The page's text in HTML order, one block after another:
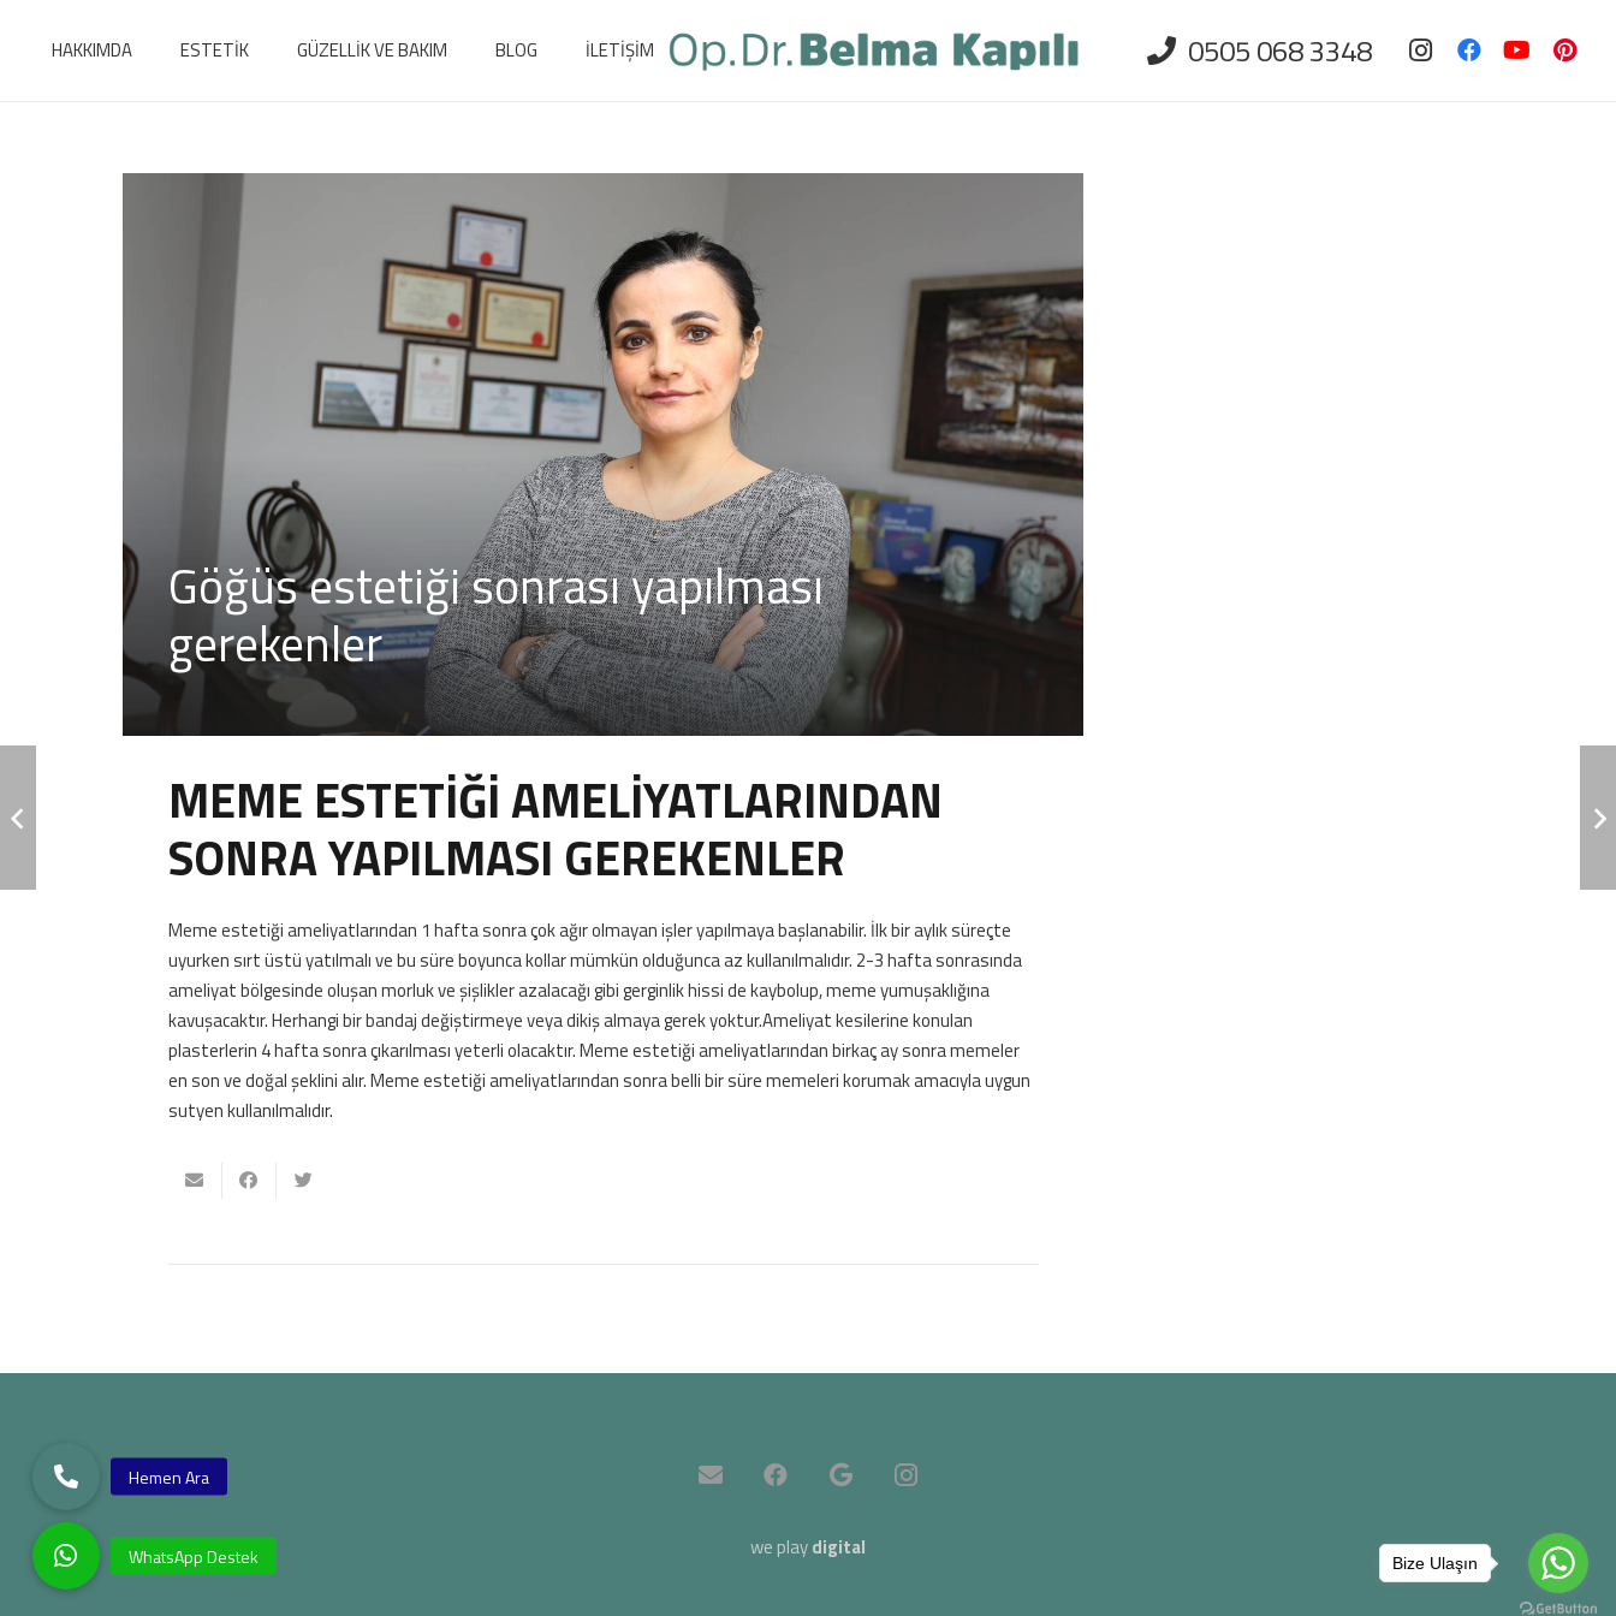
HAKKIMDA ESTETİK GÜZELLİK VE BAKIM BLOG İLETİŞİM 0505 068 3348
Göğüs estetiği sonrası yapılması
gerekenler
MEME ESTETİĞİ AMELİYATLARINDAN
SONRA YAPILMASI GEREKENLER
Meme estetiği ameliyatlarından 1 hafta sonra çok ağır olmayan işler yapılmaya başlanabilir. İlk bir aylık süreçte
uyurken sırt üstü yatılmalı ve bu süre boyunca kollar mümkün olduğunca az kullanılmalıdır. 2-3 hafta sonrasında
ameliyat bölgesinde oluşan morluk ve şişlikler azalacağı gibi gerginlik hissi de kaybolup, meme yumuşaklığına
kavuşacaktır. Herhangi bir bandaj değiştirmeye veya dikiş almaya gerek yoktur.Ameliyat kesilerine konulan
plasterlerin 4 hafta sonra çıkarılması yeterli olacaktır. Meme estetiği ameliyatlarından birkaç ay sonra memeler
en son ve doğal şeklini alır. Meme estetiği ameliyatlarından sonra belli bir süre memeleri korumak amacıyla uygun
sutyen kullanılmalıdır.
we playdigital
Bize Ulaşın